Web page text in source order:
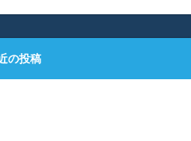
の投稿